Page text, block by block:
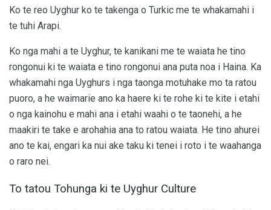
Ko te reo Uyghur ko te takenga o Turkic me te whakamahi i
te tuhi Arapi.
Ko nga mahi a te Uyghur, te kanikani me te waiata he tino
rongonui ki te waiata e tino rongonui ana puta noa i Haina. Ka
whakamahi nga Uyghurs i nga taonga motuhake mo ta ratou
puoro, a he waimarie ano ka haere ki te rohe ki te kite i etahi
o nga kainohu e mahi ana i etahi waahi o te taonehi, a he
maakiri te take e arohahia ana to ratou waiata. He tino ahurei
ano te kai, engari ka nui ake taku ki tenei i roto i te waahanga
o raro nei.
To tatou Tohunga ki te Uyghur Culture